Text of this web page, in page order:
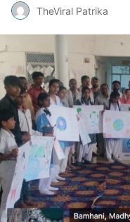
TheViral Patrika